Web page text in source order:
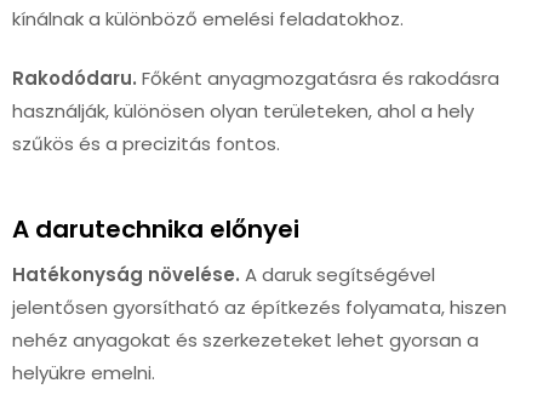
kínálnak a különböző emelési feladatokhoz.
Rakodódaru. Főként anyagmozgatásra és rakodásra
használják, különösen olyan területeken, ahol a hely
szűkös és a precizitás fontos.
A darutechnika előnyei
Hatékonyság növelése. A daruk segítségével
jelentősen gyorsítható az építkezés folyamata, hiszen
nehéz anyagokat és szerkezeteket lehet gyorsan a
helyükre emelni.